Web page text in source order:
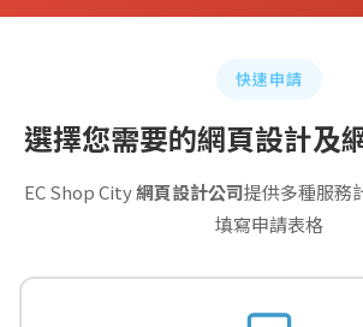
快速申請
選擇您需要的網頁設計及
EC Shop City網頁設計公司提供多種服務
填寫申請表格